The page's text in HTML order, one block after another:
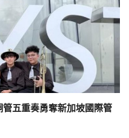
五重奏勇奪新加坡國際管